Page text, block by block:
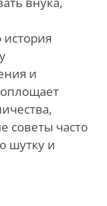
и
советы часто
шутку и